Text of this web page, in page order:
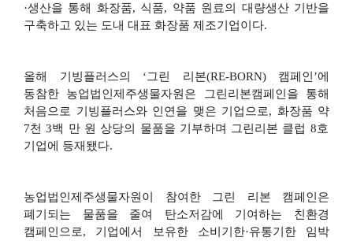
·생산을 통해 화장품, 식품, 약품 원료의 대량생산 기반을
구축하고 있는 도내 대표 화장품 제조기업이다.
올해 기빙플러스의 ‘그린 리본(RE-BORN) 캠페인 ’에
동참한 농업법인제주생물자원은 그린리본캠페인을 통해
처음으로 기빙플러스와 인연을 맺은 기업으로, 화장품 약
7천 3백 만 원 상당의 물품을 기부하며 그린리본 클럽 8호
기업에 등재됐다.
농업법인제주생물자원이 참여한 그린 리본 캠페인은
폐기되는 물품을 줄여 탄소저감에 기여하는 친환경
캠페인으로, 기업에서 보유한 소비기한·유통기한 임박